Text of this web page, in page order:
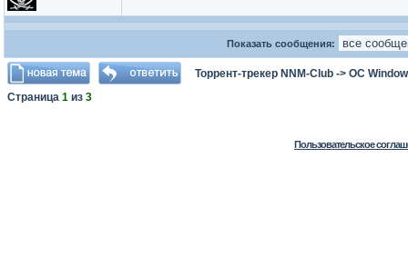
Показать сообщения:
Торрент-трекер NNM-Club -> ОС
Страница 1 из 3
Пользовательское